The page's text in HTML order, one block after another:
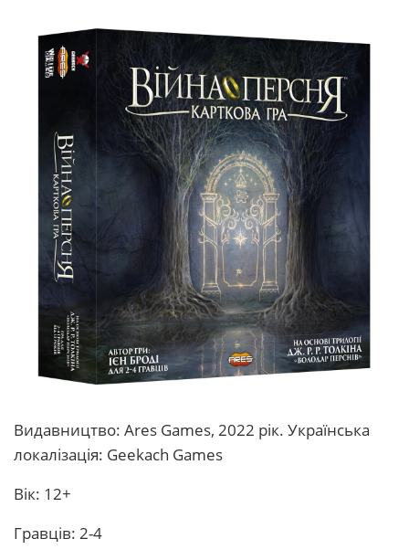
Видавництво: Ares Games, 2022 рік. Українська
локалізація: Geekach Games
Вік: 12+
Гравців: 2-4